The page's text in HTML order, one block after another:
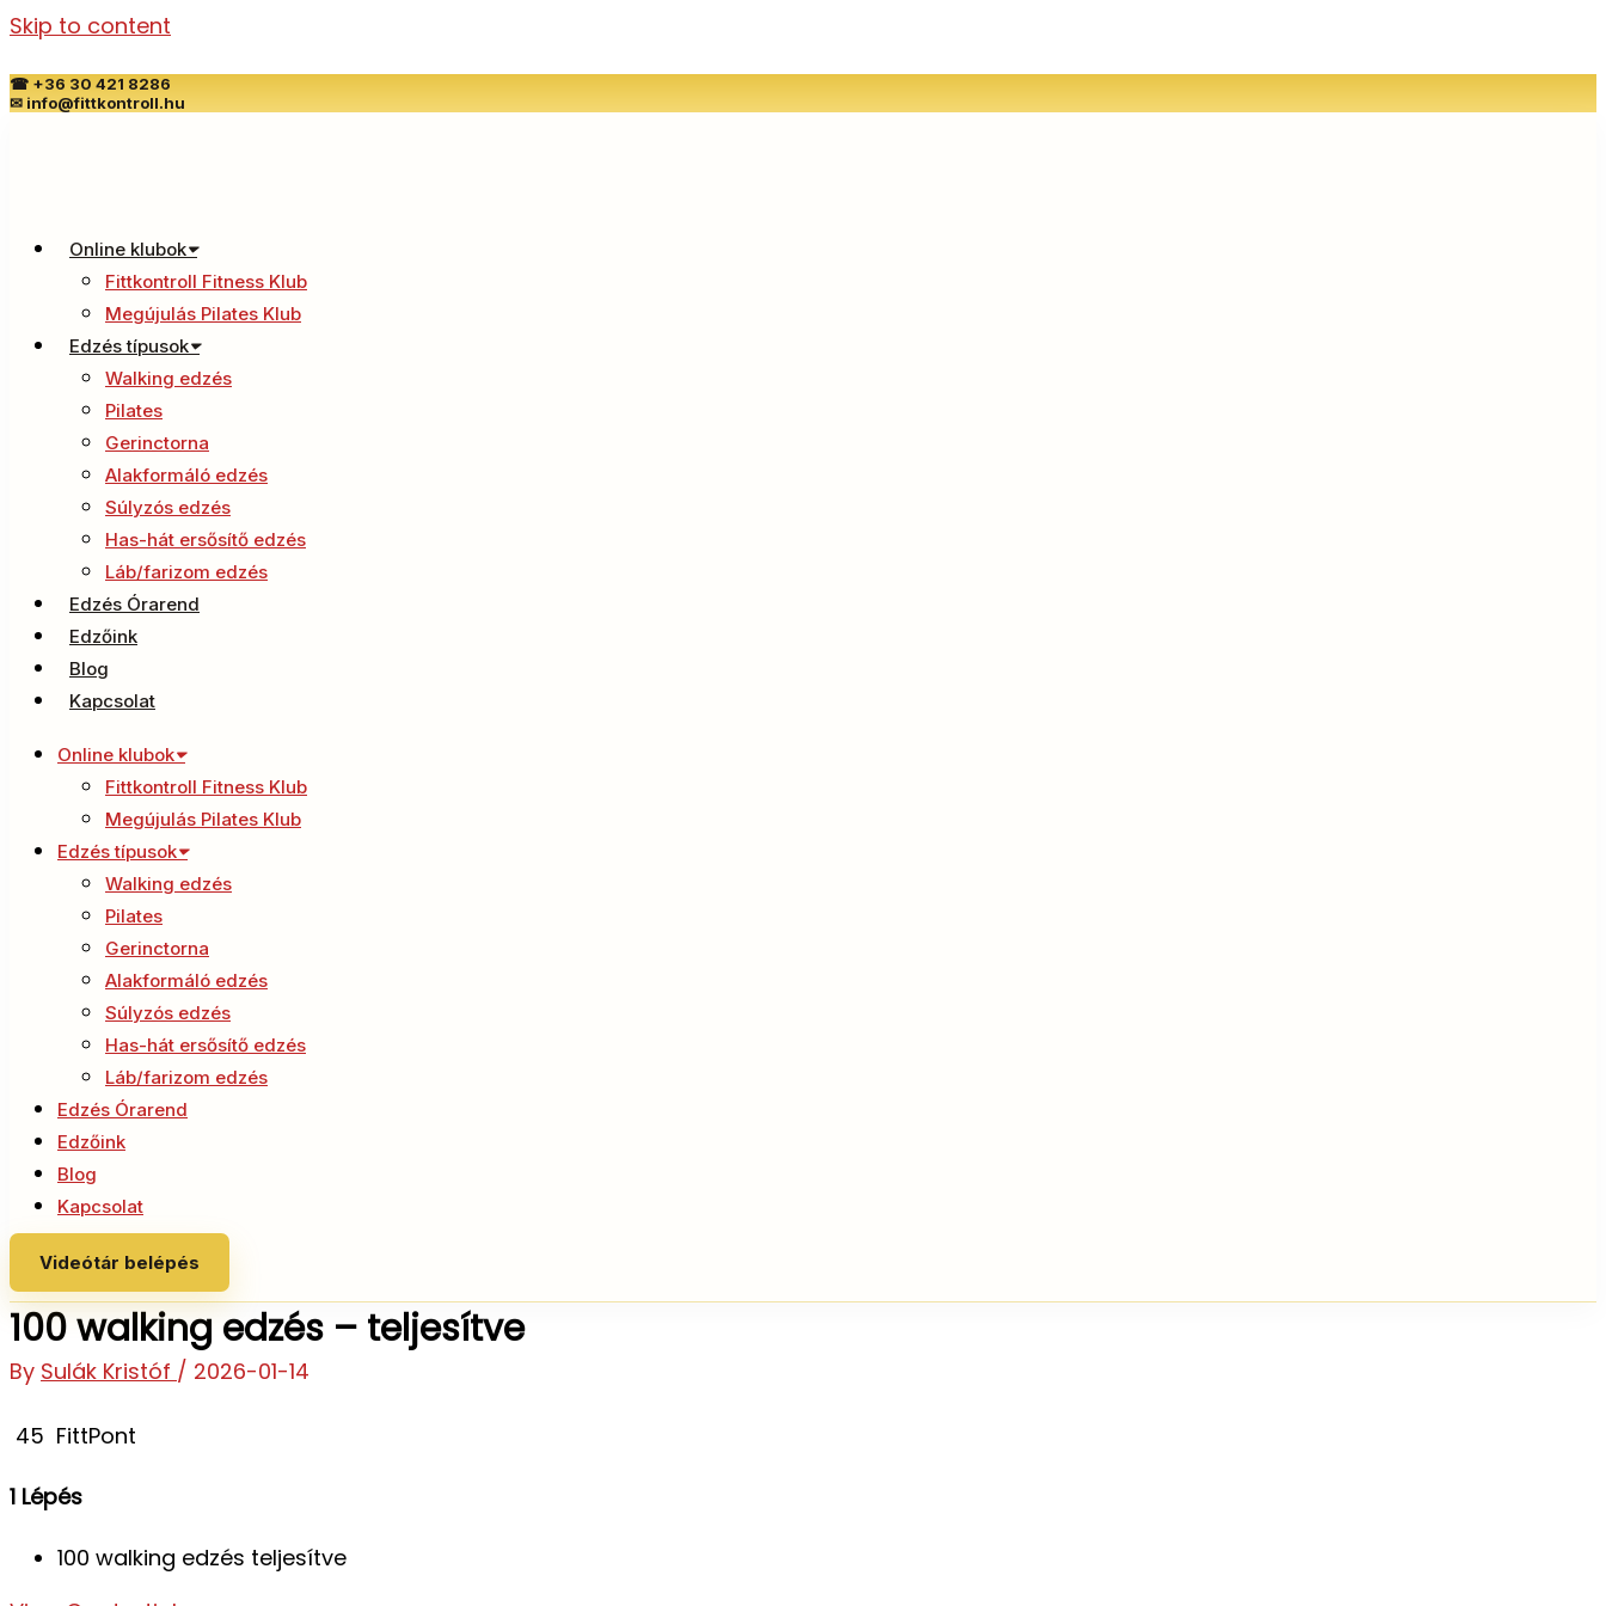
Skip to content
☎ +36 30 421 8286
✉ info@fittkontroll.hu
Online klubok
Fittkontroll Fitness Klub
Megújulás Pilates Klub
Edzés típusok
Walking edzés
Pilates
Gerinctorna
Alakformáló edzés
Súlyzós edzés
Has-hát ersősítő edzés
Láb/farizom edzés
Edzés Órarend
Edzőink
Blog
Kapcsolat
Online klubok
Fittkontroll Fitness Klub
Megújulás Pilates Klub
Edzés típusok
Walking edzés
Pilates
Gerinctorna
Alakformáló edzés
Súlyzós edzés
Has-hát ersősítő edzés
Láb/farizom edzés
Edzés Órarend
Edzőink
Blog
Kapcsolat
Videótár belépés
100 walking edzés – teljesítve
By Sulák Kristóf / 2026-01-14
45 FittPont
1 Lépés
100 walking edzés teljesítve